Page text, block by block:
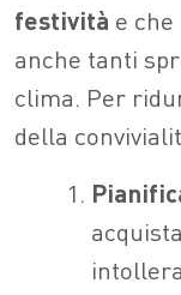
festività e
anche tanti
clima. Per
della